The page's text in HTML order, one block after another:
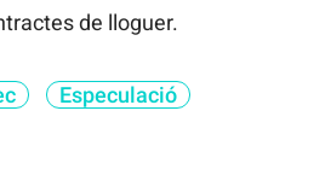
de lloguer.
Especulació